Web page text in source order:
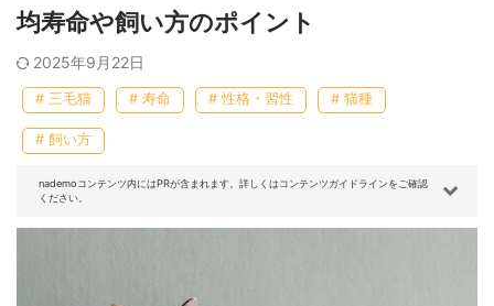
均寿命や飼い方のポイント
2025年9月22日
# 三毛猫 # 寿命 # 性格・習性 # 猫種
# 飼い方
nademoコンテンツ内にはPRが含まれます。詳しくはコンテンツガイドラインをご確認
ください。